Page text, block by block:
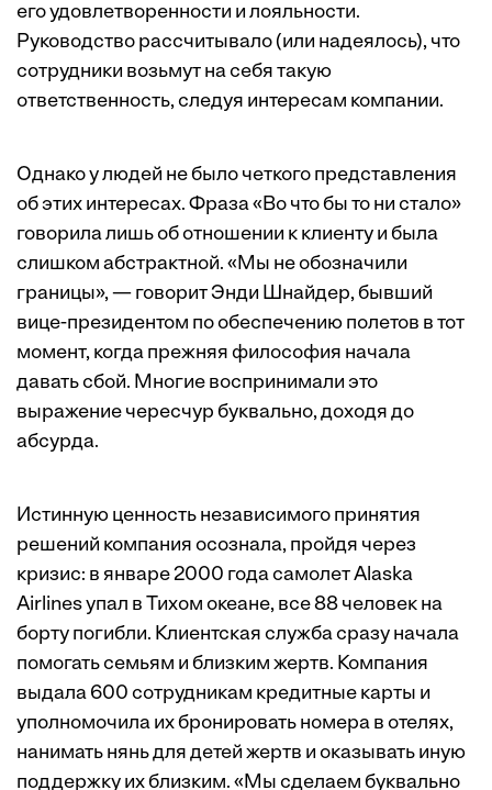
его удовлетворенности и лояльности.
Руководство рассчитывало (или надеялось), что
сотрудники возьмут на себя такую
ответственность, следуя интересам компании.
Однако у людей не было четкого представления
об этих интересах. Фраза «Во что бы то ни стало»
говорила лишь об отношении к клиенту и была
слишком абстрактной. «Мы не обозначили
границы», — говорит Энди Шнайдер, бывший
вице-президентом по обеспечению полетов в тот
момент, когда прежняя философия начала
давать сбой. Многие воспринимали это
выражение чересчур буквально, доходя до
абсурда.
Истинную ценность независимого принятия
решений компания осознала, пройдя через
кризис: в январе 2000 года самолет Alaska
Airlines упал в Тихом океане, все 88 человек на
борту погибли. Клиентская служба сразу начала
помогать семьям и близким жертв. Компания
выдала 600 сотрудникам кредитные карты и
уполномочила их бронировать номера в отелях,
нанимать нянь для детей жертв и оказывать иную
поддержку их близким. «Мы сделаем буквально